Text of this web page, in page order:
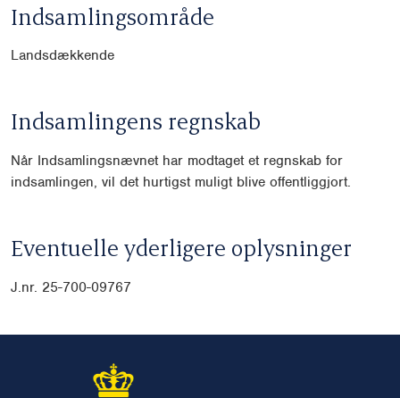
Indsamlingsområde
Landsdækkende
Indsamlingens regnskab
Når Indsamlingsnævnet har modtaget et regnskab for
indsamlingen, vil det hurtigst muligt blive offentliggjort.
Eventuelle yderligere oplysninger
J.nr. 25-700-09767